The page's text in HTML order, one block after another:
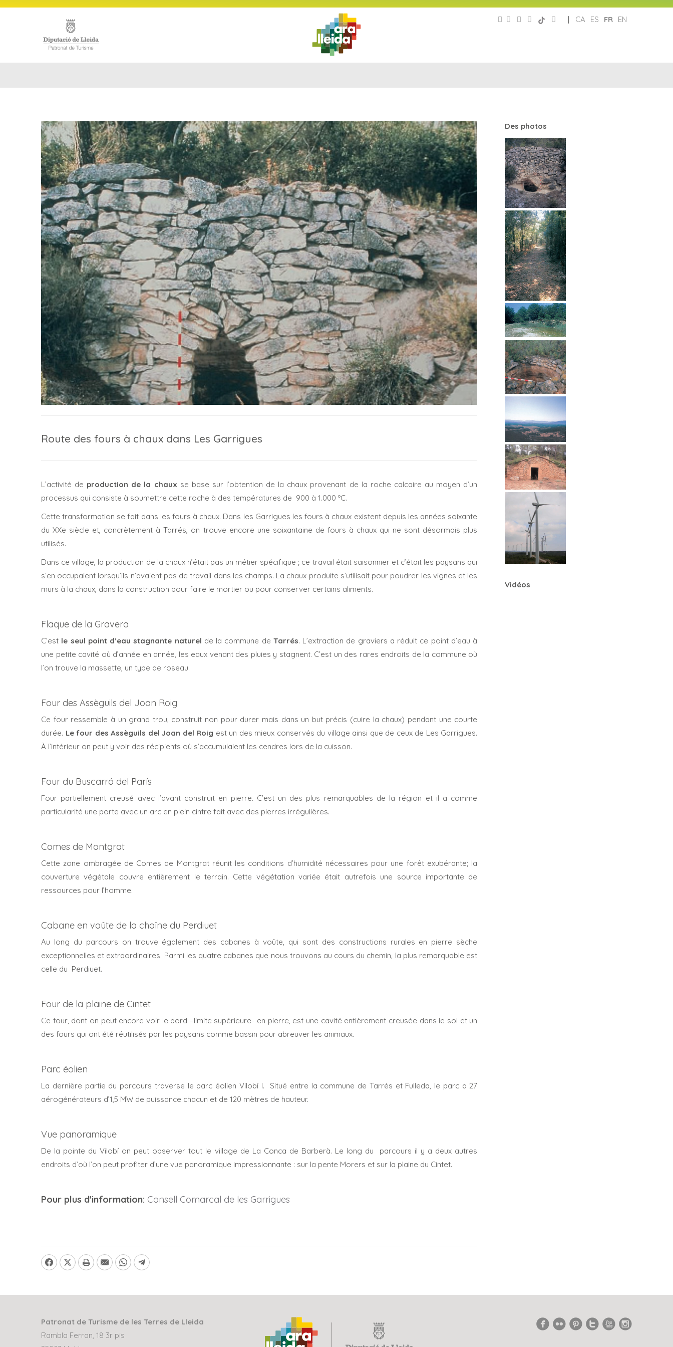
CA ES FR EN
|
Route des fours à chaux dans Les Garrigues
L’activité de production de la chaux se base sur l’obtention de la chaux provenant de la roche calcaire au moyen d’un
processus qui consiste à soumettre cette roche à des températures de 900 à 1.000 ºC.
Cette transformation se fait dans les fours à chaux. Dans les Garrigues les fours à chaux existent depuis les années soixante
du XXe siècle et, concrètement à Tarrés, on trouve encore une soixantaine de fours à chaux qui ne sont désormais plus
utilisés.
Dans ce village, la production de la chaux n’était pas un métier spécifique ; ce travail était saisonnier et c’était les paysans qui
s’en occupaient lorsqu’ils n’avaient pas de travail dans les champs. La chaux produite s’utilisait pour poudrer les vignes et les
murs à la chaux, dans la construction pour faire le mortier ou pour conserver certains aliments.
Flaque de la Gravera
C’est le seul point d’eau stagnante naturel de la commune de Tarrés. L’extraction de graviers a réduit ce point d’eau à
une petite cavité où d’année en année, les eaux venant des pluies y stagnent. C’est un des rares endroits de la commune où
l’on trouve la massette, un type de roseau.
Four des Assèguils del Joan Roig
Ce four ressemble à un grand trou, construit non pour durer mais dans un but précis (cuire la chaux) pendant une courte
durée. Le four des Assèguils del Joan del Roig est un des mieux conservés du village ainsi que de ceux de Les Garrigues.
À l’intérieur on peut y voir des récipients où s’accumulaient les cendres lors de la cuisson.
Four du Buscarró del París
Four partiellement creusé avec l’avant construit en pierre. C’est un des plus remarquables de la région et il a comme
particularité une porte avec un arc en plein cintre fait avec des pierres irrégulières.
Comes de Montgrat
Cette zone ombragée de Comes de Montgrat réunit les conditions d’humidité nécessaires pour une forêt exubérante; la
couverture végétale couvre entièrement le terrain. Cette végétation variée était autrefois une source importante de
ressources pour l’homme.
Cabane en voûte de la chaîne du Perdiuet
Au long du parcours on trouve également des cabanes à voûte, qui sont des constructions rurales en pierre sèche
exceptionnelles et extraordinaires. Parmi les quatre cabanes que nous trouvons au cours du chemin, la plus remarquable est
celle du Perdiuet.
Four de la plaine de Cintet
Ce four, dont on peut encore voir le bord –limite supérieure- en pierre, est une cavité entièrement creusée dans le sol et un
des fours qui ont été réutilisés par les paysans comme bassin pour abreuver les animaux.
Parc éolien
La dernière partie du parcours traverse le parc éolien Vilobí I. Situé entre la commune de Tarrés et Fulleda, le parc a 27
aérogénérateurs d’1,5 MW de puissance chacun et de 120 mètres de hauteur.
Vue panoramique
De la pointe du Vilobí on peut observer tout le village de La Conca de Barberà. Le long du parcours il y a deux autres
endroits d’où l’on peut profiter d’une vue panoramique impressionnante : sur la pente Morers et sur la plaine du Cintet.
Pour plus d'information: Consell Comarcal de les Garrigues
Des photos
Vidéos
Patronat de Turisme de les Terres de Lleida
Rambla Ferran, 18 3r pis